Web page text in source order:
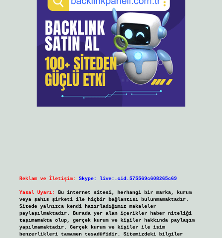
Reklam ve İletişim: Skype: live:.cid.575569c608265c69
Yasal Uyarı:
Bu internet sitesi, herhangi bir marka, kurum
veya şahıs şirketi ile hiçbir bağlantısı bulunmamaktadır.
Sitede yalnızca kendi hazırladığımız makaleler
paylaşılmaktadır. Burada yer alan içerikler haber niteliği
taşımamakta olup, gerçek kurum ve kişiler hakkında paylaşım
yapılmamaktadır. Gerçek kurum ve kişiler ile isim
benzerlikleri tamamen tesadüfidir. Sitemizdeki bilgiler